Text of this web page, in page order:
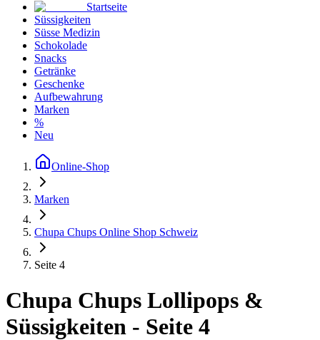
Startseite
Süssigkeiten
Süsse Medizin
Schokolade
Snacks
Getränke
Geschenke
Aufbewahrung
Marken
%
Neu
Online-Shop
Marken
Chupa Chups Online Shop Schweiz
Seite 4
Chupa Chups Lollipops &
Süssigkeiten - Seite 4